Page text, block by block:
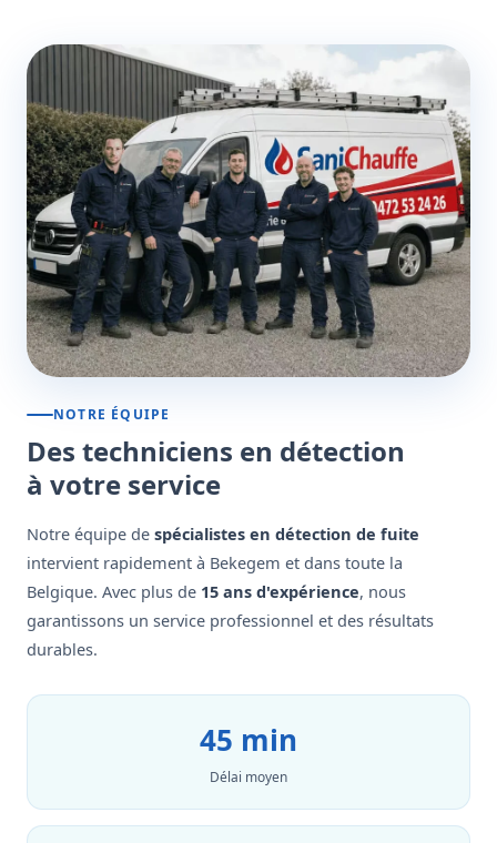
NOTRE ÉQUIPE
Des techniciens en détection
à votre service
Notre équipe de spécialistes en détection de fuite
intervient rapidement à Bekegem et dans toute la
Belgique. Avec plus de 15 ans d'expérience, nous
garantissons un service professionnel et des résultats
durables.
45 min
Délai moyen